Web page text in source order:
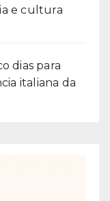
e cultura
dias para
italiana da